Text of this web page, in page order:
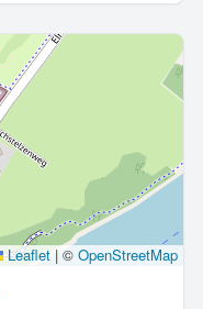
Leaflet |© OpenStreetMap